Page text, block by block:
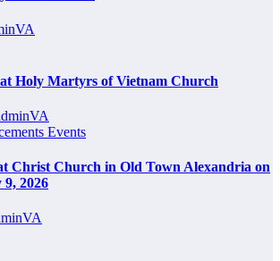
Holy Martyrs of Vietnam Church
Events
Christ Church in Old Town Alexandria on
2026